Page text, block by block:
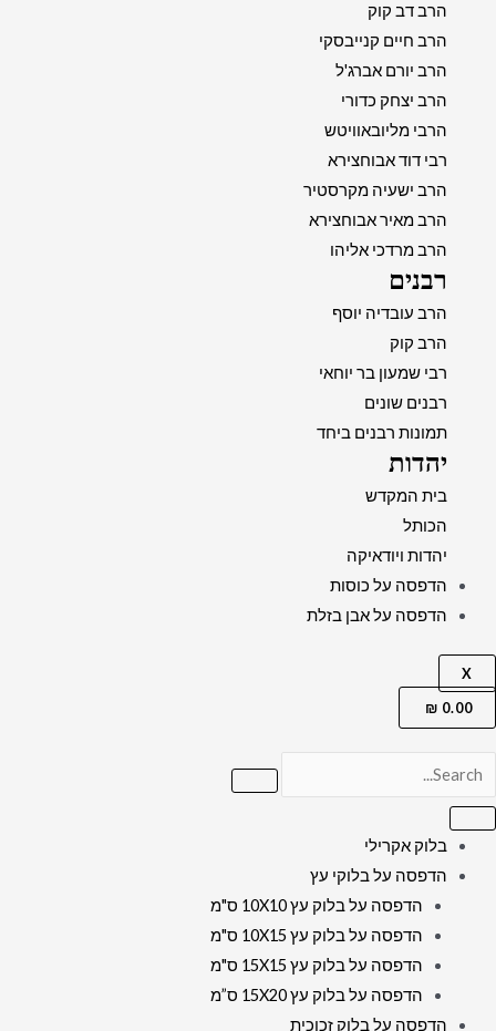
הרב דב קוק
הרב חיים קנייבסקי
הרב יורם אברג'ל
הרב יצחק כדורי
הרבי מליובאוויטש
רבי דוד אבוחצירא
הרב ישעיה מקרסטיר
הרב מאיר אבוחצירא
הרב מרדכי אליהו
רבנים
הרב עובדיה יוסף
הרב קוק
רבי שמעון בר יוחאי
רבנים שונים
תמונות רבנים ביחד
יהדות
בית המקדש
הכותל
יהדות ויודאיקה
הדפסה על כוסות
הדפסה על אבן בזלת
X
0.00
₪
בלוק אקרילי
הדפסה על בלוקי עץ
הדפסה על בלוק עץ 10X10 ס"מ
הדפסה על בלוק עץ 10X15 ס"מ
הדפסה על בלוק עץ 15X15 ס"מ
הדפסה על בלוק עץ 15X20 ס”מ
הדפסה על בלוק זכוכית